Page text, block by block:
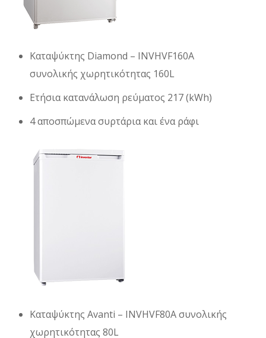
Καταψύκτης Diamond – INVHVF160A
συνολικής χωρητικότητας 160L
Ετήσια κατανάλωση ρεύματος 217 (kWh)
4 αποσπώμενα συρτάρια και ένα ράφι
Καταψύκτης Avanti – INVHVF80A συνολικής
χωρητικότητας 80L